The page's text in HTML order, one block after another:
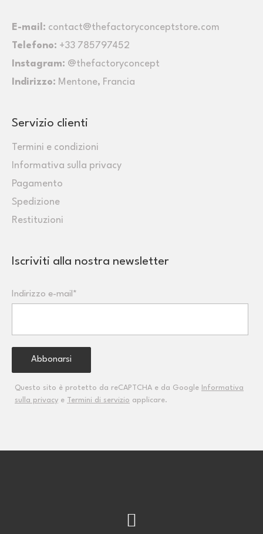
E-mail: contact@thefactoryconceptstore.com
Telefono: +33 785797452
Instagram: @thefactoryconcept
Indirizzo: Mentone, Francia
Servizio clienti
Termini e condizioni
Informativa sulla privacy
Pagamento
Spedizione
Restituzioni
Iscriviti alla nostra newsletter
Indirizzo e-mail*
Questo sito è protetto da reCAPTCHA e da Google
Informativa
sulla privacy e Termini di servizio applicare.